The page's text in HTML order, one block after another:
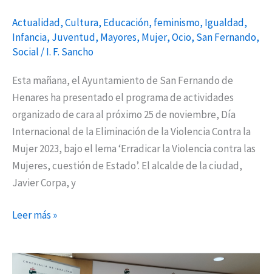
Actualidad,Cultura, Educación, feminismo, Igualdad,
Infancia, Juventud, Mayores, Mujer,Ocio, San Fernando,
Social /I. F. Sancho
Esta mañana, el Ayuntamiento de San Fernando de
Henares ha presentado el programa de actividades
organizado de cara al próximo 25 de noviembre, Día
Internacional de la Eliminación de la Violencia Contra la
Mujer 2023, bajo el lema ‘Erradicar la Violencia contra las
Mujeres, cuestión de Estado’. El alcalde de la ciudad,
Javier Corpa, y
Leer más »
Impulso